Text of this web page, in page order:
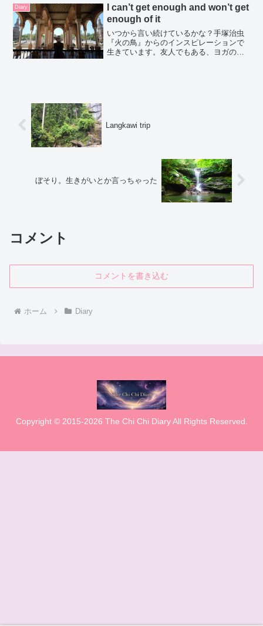
Diary
I can’t get enough and won’t get
enough of it
いつから言い続けているかな？手塚治虫
『火の鳥』からのインスピレーションで
生きています。友人でもある、ヨガの先
Langkawi trip
ぼそり。生きがいとか言っちゃった
コメント
コメントを書き込む
ホーム Diary
Copyright © 2015-2026 The Chi Chi Diary All Rights Reserved.